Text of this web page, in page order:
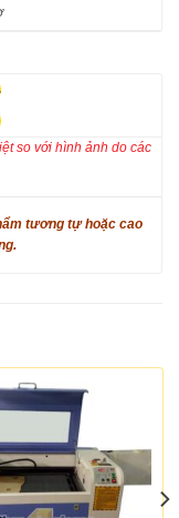
so với hình ảnh do các
tương tự hoặc cao